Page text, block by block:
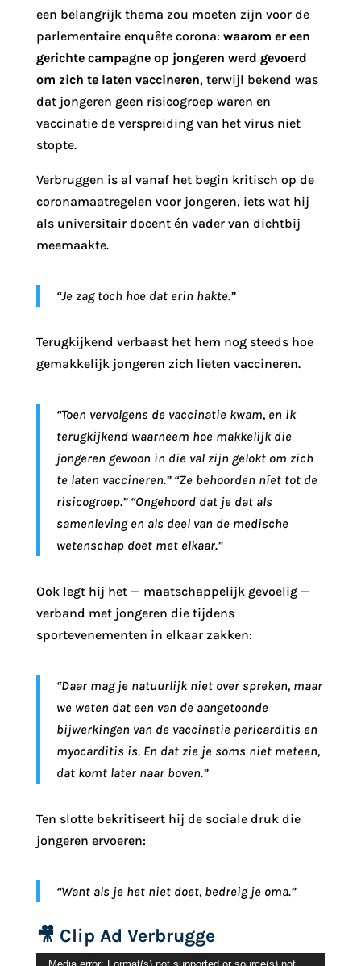
een belangrijk thema zou moeten zijn voor de
parlementaire enquête corona: waarom er een
gerichte campagne op jongeren werd gevoerd
om zich te laten vaccineren, terwijl bekend was
dat jongeren geen risicogroep waren en
vaccinatie de verspreiding van het virus niet
stopte.
Verbruggen is al vanaf het begin kritisch op de
coronamaatregelen voor jongeren, iets wat hij
als universitair docent én vader van dichtbij
meemaakte.
“Je zag toch hoe dat erin hakte.”
Terugkijkend verbaast het hem nog steeds hoe
gemakkelijk jongeren zich lieten vaccineren.
“Toen vervolgens de vaccinatie kwam, en ik
terugkijkend waarneem hoe makkelijk die
jongeren gewoon in die val zijn gelokt om zich
te laten vaccineren.” “Ze behoorden níet tot de
risicogroep.” “Ongehoord dat je dat als
samenleving en als deel van de medische
wetenschap doet met elkaar.”
Ook legt hij het — maatschappelijk gevoelig —
verband met jongeren die tijdens
sportevenementen in elkaar zakken:
“Daar mag je natuurlijk niet over spreken, maar
we weten dat een van de aangetoonde
bijwerkingen van de vaccinatie pericarditis en
myocarditis is. En dat zie je soms niet meteen,
dat komt later naar boven.”
Ten slotte bekritiseert hij de sociale druk die
jongeren ervoeren:
“Want als je het niet doet, bedreig je oma.”
🎥 Clip Ad Verbrugge